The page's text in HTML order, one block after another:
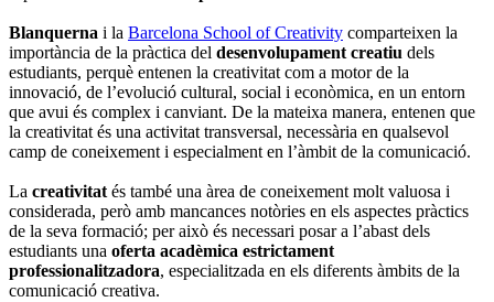
Blanquerna i la Barcelona School of Creativity comparteixen la
importància de la pràctica del desenvolupament creatiu dels
estudiants, perquè entenen la creativitat com a motor de la
innovació, de l’evolució cultural, social i econòmica, en un entorn
que avui és complex i canviant. De la mateixa manera, entenen que
la creativitat és una activitat transversal, necessària en qualsevol
camp de coneixement i especialment en l’àmbit de la comunicació.
La creativitat és també una àrea de coneixement molt valuosa i
considerada, però amb mancances notòries en els aspectes pràctics
de la seva formació; per això és necessari posar a l’abast dels
estudiants una oferta acadèmica estrictament
professionalitzadora, especialitzada en els diferents àmbits de la
comunicació creativa.